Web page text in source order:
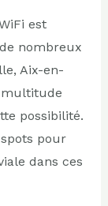
est
nombreux
Aix-en-
multitude
possibilité.
pour
dans ces